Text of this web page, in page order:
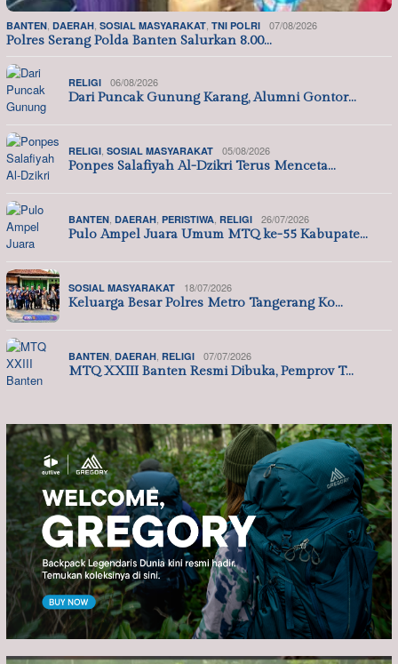
BANTEN, DAERAH, SOSIAL MASYARAKAT, TNI POLRI 07/08/2026
Polres Serang Polda Banten Salurkan 8.00…
RELIGI 06/08/2026
Dari Puncak Gunung Karang, Alumni Gontor…
RELIGI, SOSIAL MASYARAKAT 05/08/2026
Ponpes Salafiyah Al-Dzikri Terus Menceta…
BANTEN, DAERAH, PERISTIWA, RELIGI 26/07/2026
Pulo Ampel Juara Umum MTQ ke-55 Kabupate…
SOSIAL MASYARAKAT 18/07/2026
Keluarga Besar Polres Metro Tangerang Ko…
BANTEN, DAERAH, RELIGI 07/07/2026
MTQ XXIII Banten Resmi Dibuka, Pemprov T…